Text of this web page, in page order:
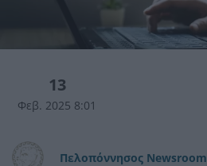
13
Φεβ. 2025 8:01
Πελοπόννησος Newsroom